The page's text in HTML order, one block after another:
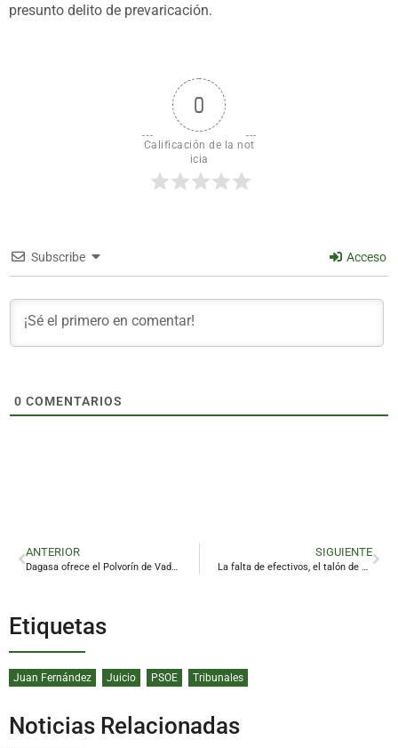
presunto delito de prevaricación.
0
Calificación de la not
icia
Subscribe Acceso
0 COMENTARIOS
ANTERIOR
Dagasa ofrece el Polvorín de Vadollano a las administraciones
SIGUIENTE
La falta de efectivos, el talón de Aquiles del Parque de Bomberos de Linares
Etiquetas
Juan Fernández Juicio PSOE Tribunales
Noticias Relacionadas